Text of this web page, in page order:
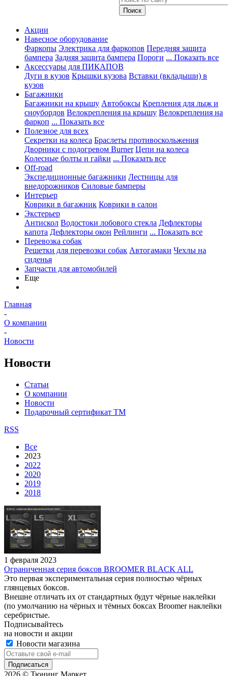
Акции
Навесное оборудование
Фаркопы Электрика для фаркопов Передняя защита
бампера Задняя защита бампера Пороги ... Показать все
Аксессуары для ПИКАПОВ
Дуги в кузов Крышки кузова Вставки (вкладыши) в
кузов
Багажники
Багажники на крышу Автобоксы Крепления для лыж и
сноубордов Велокрепления на крышу Велокрепления на
фаркоп ... Показать все
Полезное для всех
Секретки на колеса Браслеты противоскольжения
Дворники с подогревом Burner Цепи на колеса
Колесные болты и гайки ... Показать все
Off-road
Экспедиционные багажники Лестницы для
внедорожников Силовые бамперы
Интерьер
Коврики в багажник Коврики в салон
Экстерьер
Антискол Водостоки лобового стекла Дефлекторы
капота Дефлекторы окон Рейлинги ... Показать все
Перевозка собак
Решетки для перевозки собак Автогамаки Чехлы на
сиденья
Запчасти для автомобилей
Еще
Главная
-
О компании
-
Новости
Новости
Статьи
О компании
Новости
Подарочный сертификат ТМ
RSS
Все
2023
2022
2020
2019
2018
1 февраля 2023
Ограниченная серия боксов BROOMER BLACK ALL
Это первая экспериментальная серия полностью чёрных
глянцевых боксов.
Внешне отличать их от стандартных будут чёрные наклейки
(по умолчанию на чёрных и тёмных боксах Broomer наклейки
серебристые.
Подписывайтесь
на новости и акции
Новости магазина
2026 © Тюнинг Маркет